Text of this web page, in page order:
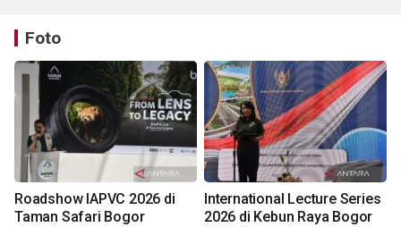
Foto
Roadshow IAPVC 2026 di
Taman Safari Bogor
International Lecture Series
2026 di Kebun Raya Bogor